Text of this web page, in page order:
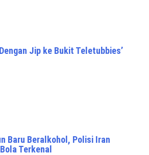
Jip ke Bukit Teletubbies’
Baru Beralkohol, Polisi Iran
Terkenal